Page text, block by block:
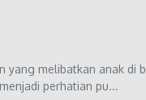
yang melibatkan anak di
perhatian pu...